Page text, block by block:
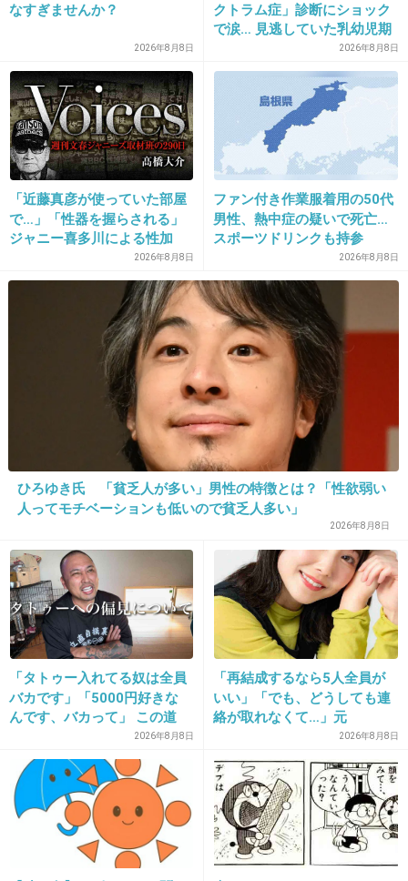
て習わなかったんだねw
24
w って…。
笑いごとじゃないでしょ
+127
2013/07/14(日) 16:46:58
第三者居そう…
判断能力が幼い16歳に頼み込んで犯人になって
もらったとか。
27. 匿名2013/07/14(日) 16:50:27
死因は？
+24 -4
さすが中卒
+17 -59
なすぎませんか？
2026年8月8日
クトラム症」診断にショック
で涙… 見逃していた乳幼児期
2026年8月8日
「近藤真彦が使っていた部屋
で…」「性器を握らされる」
ジャニー喜多川による性加
害、語り始めた被害者たち
《徹底取材の裏側》
2026年8月8日
ファン付き作業服着用の50代
男性、熱中症の疑いで死亡…
スポーツドリンクも持参
2026年8月8日
ひろゆき氏 「貧乏人が多い」男性の特徴とは？「性欲弱い
人ってモチベーションも低いので貧乏人多い」
2026年8月8日
「タトゥー入れてる奴は全員
バカです」「5000円好きな
んです、バカって」 この道
23年の彫り師YouTuberの動
画が話題
2026年8月8日
「再結成するなら5人全員が
いい」「でも、どうしても連
絡が取れなくて…」元
ZONE・MIZUHO（38）が明
かす「19年ぶりに芸能界復
帰」した本当の理由
2026年8月8日